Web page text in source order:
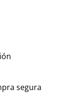
segura